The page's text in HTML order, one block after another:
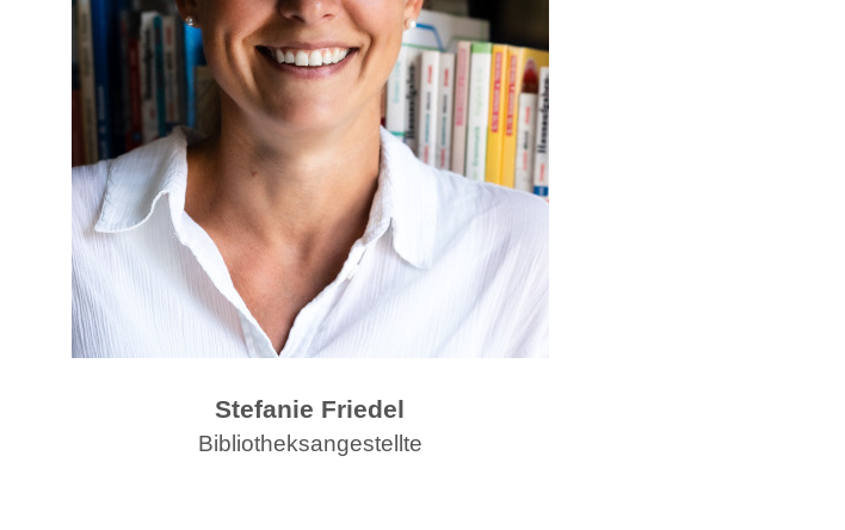
Stefanie Friedel
Bibliotheksangestellte